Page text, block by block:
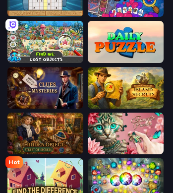
Sudoku Online Hidden Objects
Find Me: Lost Objects Daily Puzzle
Hidden Object: Clues and Mysteries Hidden Objects: Island Secrets
Hidden Object: Street Of Secrets Favorite Puzzles
Hot